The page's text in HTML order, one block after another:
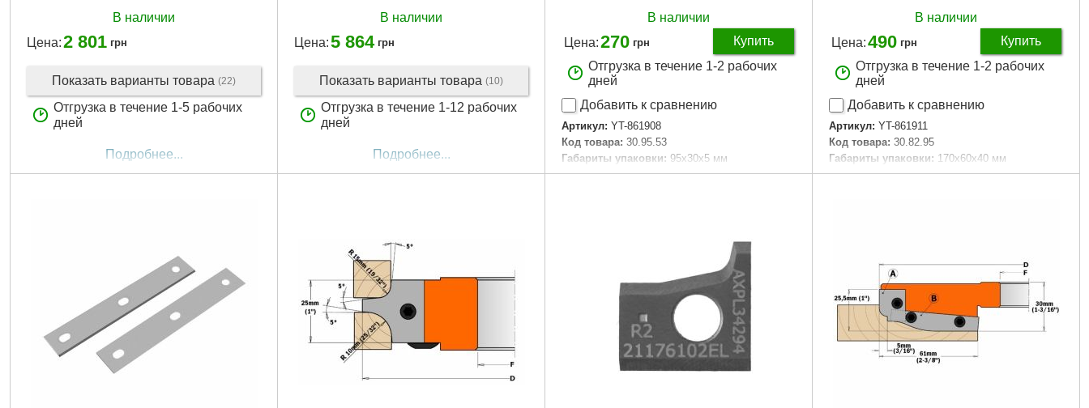
В наличии
Цена:2 801 грн
Показать варианты товара (22)
Отгрузка в течение 1-5 рабочих
дней
Подробнее...
В наличии
Цена:5 864 грн
Показать варианты товара (10)
Отгрузка в течение 1-12 рабочих
дней
Подробнее...
В наличии
Цена:270 грн
Купить
Отгрузка в течение 1-2 рабочих
дней
Добавить к сравнению
Артикул: YT-861908
Код товара: 30.95.53
Габариты упаковки: 95x30x5 мм
Вес брутто: 60 г
В наличии
Цена:490 грн
Купить
Отгрузка в течение 1-2 рабочих
дней
Добавить к сравнению
Артикул: YT-861911
Код товара: 30.82.95
Габариты упаковки: 170x60x40 мм
Вес брутто: 290 г